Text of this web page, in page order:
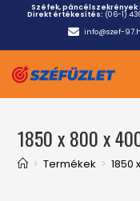
Széfek,
Direkt értékesítés: (06-1)
info@szef-
1850 x 800 x
> Termékek > 1850